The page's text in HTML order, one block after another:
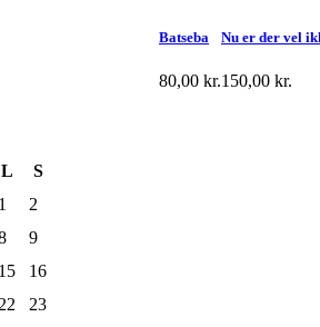
Nu er der vel
150,00 kr.
Batseba
80,00 kr.
L
S
1
2
9
15
16
22
23